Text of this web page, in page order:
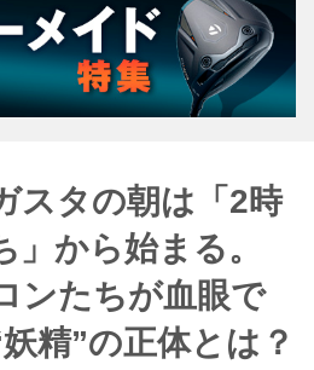
導にあたる谷将貴コーチに、
がりと本番への戦略につい
た。 気をつけるポイントが
月曜日の時点で、片岡はすで
ラウンドを消化している。初
に歩いたオーガスタの印象
上にタフなものだったよう
やもう、すごいです。テレビ
...
スタの朝は「2時
」から始まる。
ンたちが血眼で
精”の正体とは？